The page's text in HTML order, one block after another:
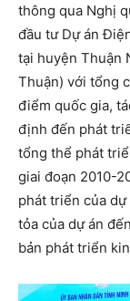
thông qua Nghị
đầu tư Dự án
tại huyện Thuận
Thuận) với tổng
điểm quốc gia,
định đến phát
tổng thể phát
giai đoạn 2010-
phát triển của
tỏa của dự án
bản phát triển